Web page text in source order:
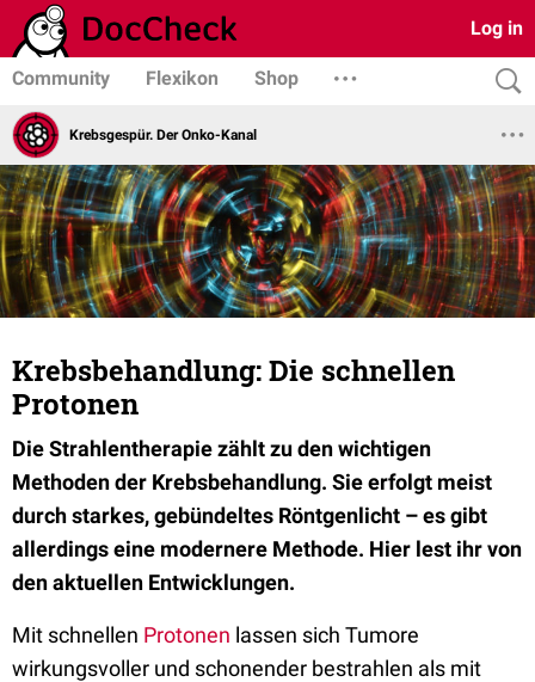
Log in
Community Flexikon Shop
Krebsgespür. Der Onko-Kanal
Krebsbehandlung: Die schnellen
Protonen
Die Strahlentherapie zählt zu den wichtigen
Methoden der Krebsbehandlung. Sie erfolgt meist
durch starkes, gebündeltes Röntgenlicht – es gibt
allerdings eine modernere Methode. Hier lest ihr von
den aktuellen Entwicklungen.
Mit schnellen Protonen lassen sich Tumore
wirkungsvoller und schonender bestrahlen als mit